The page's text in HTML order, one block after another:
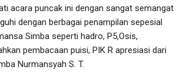
acara puncak ini dengan sangat semangat
dengan berbagai penampilan sepesial
Simba seperti hadro, P5,Osis,
pembacaan puisi, PIK R apresiasi dari
Nurmansyah S. T.